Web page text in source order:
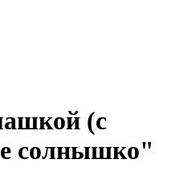
(с
солнышко"